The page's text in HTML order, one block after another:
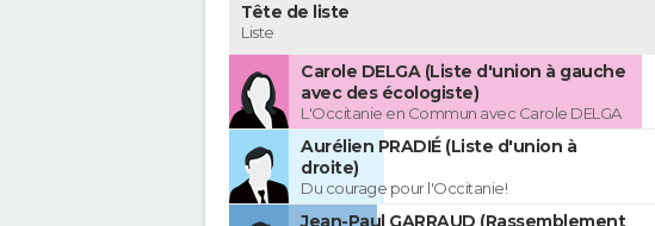
Tête de liste
Liste
Carole DELGA (Liste d'union à gauche
avec des écologiste)
L'Occitanie en Commun avec Carole DELGA
Aurélien PRADIÉ (Liste d'union à
droite)
Du courage pour l'Occitanie!
Jean-Paul GARRAUD (Rassemblement